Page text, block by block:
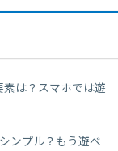
は？スマホでは遊
ンプル？もう遊べ